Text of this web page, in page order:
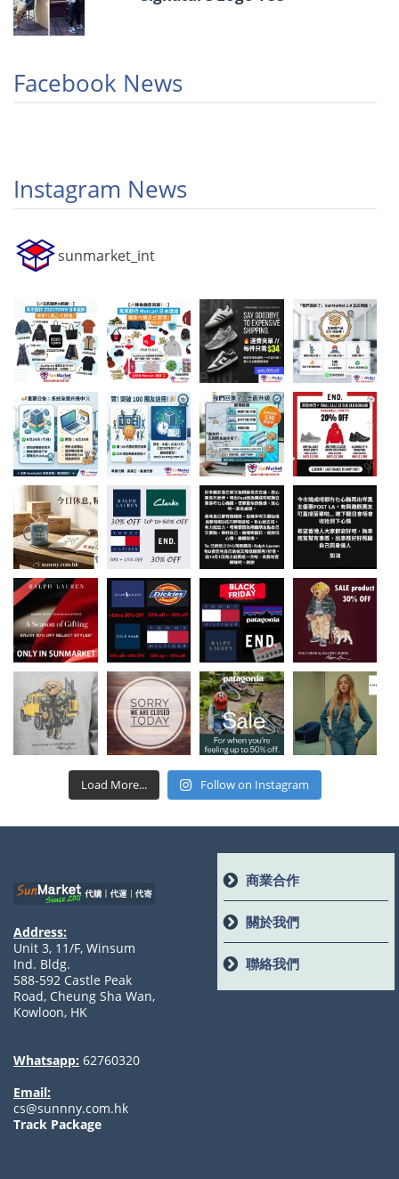
Facebook News
Instagram News
sunmarket_int
Load More... Follow on Instagram
Address:
Unit 3, 11/F, Winsum
Ind. Bldg.
588-592 Castle Peak
Road, Cheung Sha Wan,
Kowloon, HK
Whatsapp: 62760320
Email:
cs@sunnny.com.hk
Track Package
商業合作
關於我們
聯絡我們